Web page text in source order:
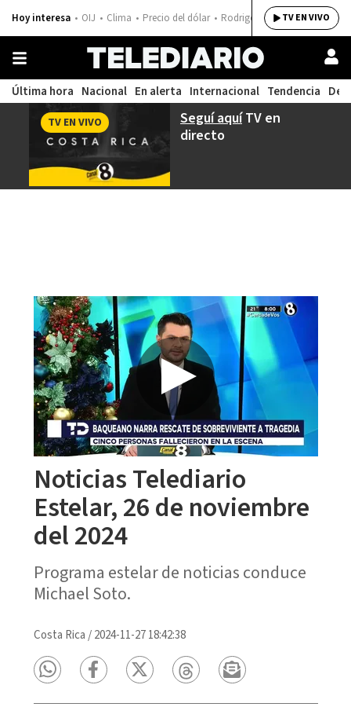
Hoy interesa OIJ Clima Precio del dólar Rodrigo ChavesTV EN VIVO
Última hora Nacional En alerta Internacional Tendencia
Seguí aquíTV en
directo
TV EN VIVO
Noticias Telediario
Estelar, 26 de noviembre
del 2024
Programa estelar de noticias conduce
Michael Soto.
Costa Rica /2024-11-27 18:42:38